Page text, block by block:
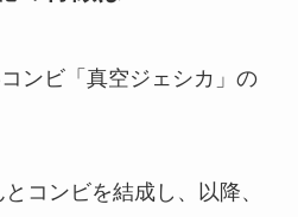
ンビ「真空ジェシカ」の
コンビを結成し、以降、